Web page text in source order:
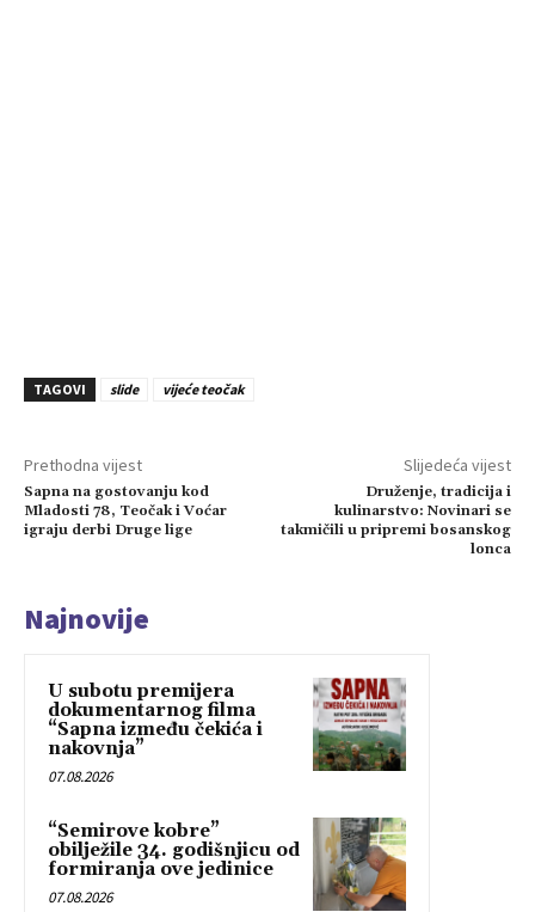
TAGOVI slide vijeće teočak
Prethodna vijest
Sapna na gostovanju kod
Mladosti 78, Teočak i Voćar
igraju derbi Druge lige
Slijedeća vijest
Druženje, tradicija i
kulinarstvo: Novinari se
takmičili u pripremi bosanskog
lonca
Najnovije
U subotu premijera
dokumentarnog filma
“Sapna između čekića i
nakovnja”
07.08.2026
“Semirove kobre”
obilježile 34. godišnjicu od
formiranja ove jedinice
07.08.2026